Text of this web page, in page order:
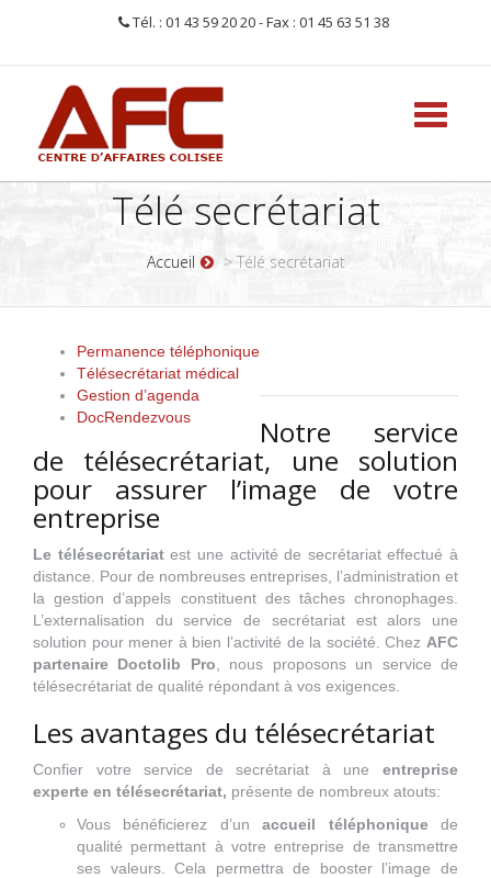
Tél. : 01 43 59 20 20 - Fax : 01 45 63 51 38
Toggle
Télé secrétariat
Accueil > Télé secrétariat
Permanence téléphonique
Télésecrétariat médical
Gestion d’agenda
DocRendezvous
Notre service
de télésecrétariat, une solution
pour assurer l’image de votre
entreprise
Le télésecrétariatest une activité de secrétariat effectué à
distance. Pour de nombreuses entreprises, l’administration et
la gestion d’appels constituent des tâches chronophages.
L’externalisation du service de secrétariat est alors une
solution pour mener à bien l’activité de la société. Chez AFC
partenaire Doctolib Pro , nous proposons un service de
télésecrétariat de qualité répondant à vos exigences.
Les avantages du télésecrétariat
Confier votre service de secrétariat à une entreprise
experte en télésecrétariat, présente de nombreux atouts:
Vous bénéficierez d’unaccueil téléphoniquede
qualité permettant à votre entreprise de transmettre
ses valeurs. Cela permettra de booster l’image de